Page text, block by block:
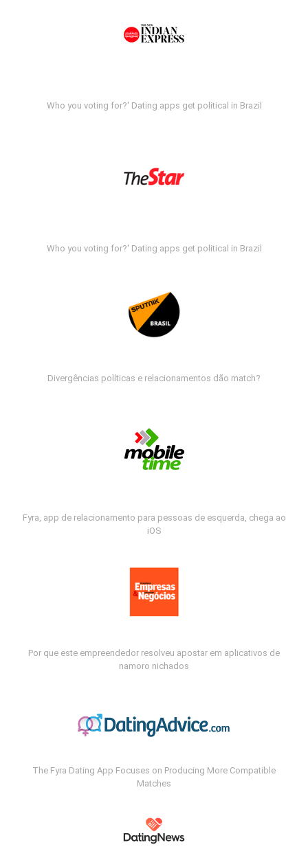
Who you voting for?' Dating apps get political in Brazil
Who you voting for?' Dating apps get political in Brazil
Divergências políticas e relacionamentos dão match?
Fyra, app de relacionamento para pessoas de esquerda, chega ao
iOS
Por que este empreendedor resolveu apostar em aplicativos de
namoro nichados
The Fyra Dating App Focuses on Producing More Compatible
Matches